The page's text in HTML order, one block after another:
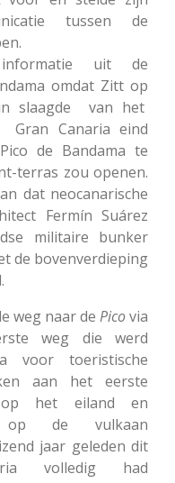
tussen de
uit de
omdat Zitt op
slaagde van het
Gran Canaria eind
de Bandama te
terras zou openen.
dat neocanarische
Fermín Suárez
militaire bunker
de bovenverdieping
weg naar de Picovia
weg die werd
voor toeristische
aan het eerste
op het eiland en
op de vulkaan
jaar geleden dit
volledig had